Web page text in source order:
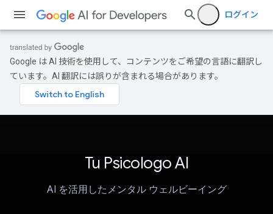
ログイン
Google は AI 技術を使用して、コンテンツをご希望の言語に翻訳し
ています。AI 翻訳には誤りが含まれる場合があります。
Tu Psicologo AI
AI を活用したメンタル ウェルビーイング